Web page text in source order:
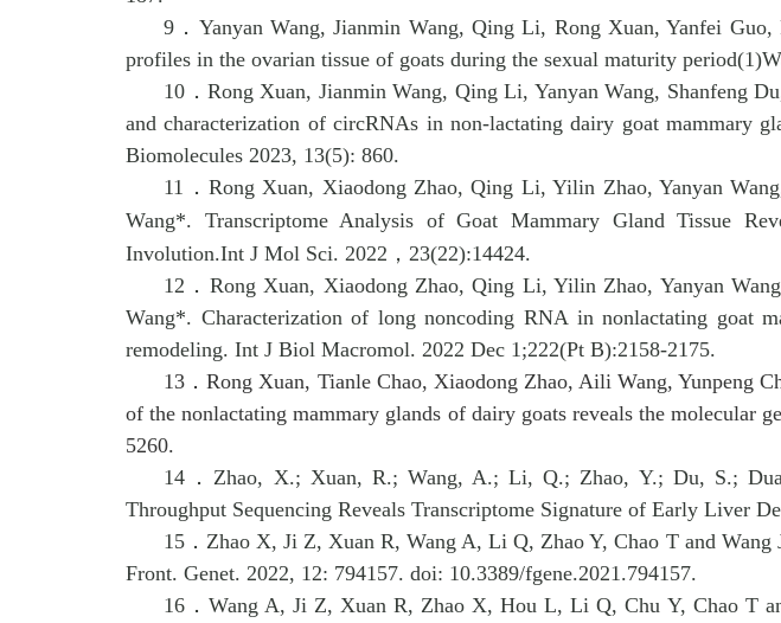
9． Yanyan Wang, Jianmin Wang, Qing Li, Rong Xuan, Yanfei Guo,
profiles in the ovarian tissue of goats during the sexual maturity
10． Rong Xuan, Jianmin Wang, Qing Li, Yanyan Wang, Shanfeng
and characterization of circRNAs in non-lactating dairy goat mammary
Biomolecules 2023, 13(5): 860.
11． Rong Xuan, Xiaodong Zhao, Qing Li, Yilin Zhao, Yanyan
Wang*. Transcriptome Analysis of Goat Mammary Gland Tissue
Involution.Int J Mol Sci. 2022 ， 23(22):14424.
12． Rong Xuan, Xiaodong Zhao, Qing Li, Yilin Zhao, Yanyan
Wang*. Characterization of long noncoding RNA in nonlactating goat
remodeling. Int J Biol Macromol. 2022 Dec 1;222(Pt B):2158-2175.
13．Rong Xuan, Tianle Chao, Xiaodong Zhao, Aili Wang, Yunpeng
of the nonlactating mammary glands of dairy goats reveals the molecular
5260.
14． Zhao, X.; Xuan, R.; Wang, A.; Li, Q.; Zhao, Y.; Du, S.;
Throughput Sequencing Reveals Transcriptome Signature of Early Liver
15． Zhao X, Ji Z, Xuan R, Wang A, Li Q, Zhao Y, Chao T and Wang
Front. Genet. 2022, 12: 794157. doi: 10.3389/fgene.2021.794157.
16．Wang A, Ji Z, Xuan R, Zhao X, Hou L, Li Q, Chu Y, Chao T